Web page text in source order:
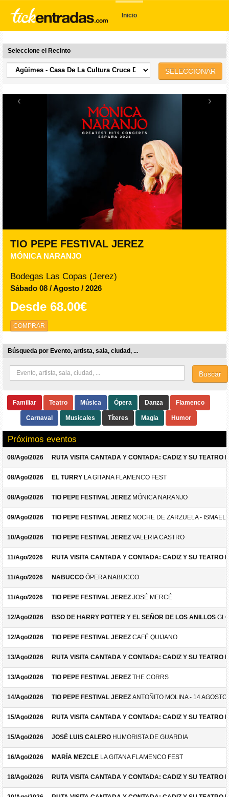
Inicio
Seleccione el Recinto
SELECCIONAR
‹ ›
TIO PEPE FESTIVAL JEREZ
MÓNICA NARANJO
Bodegas Las Copas (Jerez)
Sábado 08 / Agosto / 2026
Desde 68.00€
COMPRAR
Búsqueda por Evento, artista, sala, ciudad, ...
Buscar
Familiar Teatro Música Ópera Danza Flamenco
Carnaval Musicales Títeres Magia Humor
Próximos eventos
08/Ago/2026 RUTA VISITA CANTADA Y CONTADA: CADIZ Y SU TEATRO
08/Ago/2026 EL TURRY LA GITANA FLAMENCO FEST
08/Ago/2026 TIO PEPE FESTIVAL JEREZ MÓNICA NARANJO
09/Ago/2026 TIO PEPE FESTIVAL JEREZ NOCHE DE ZARZUELA -
10/Ago/2026 TIO PEPE FESTIVAL JEREZ VALERIA CASTRO
11/Ago/2026 RUTA VISITA CANTADA Y CONTADA: CADIZ Y SU TEATRO
11/Ago/2026 NABUCCO ÓPERA NABUCCO
11/Ago/2026 TIO PEPE FESTIVAL JEREZ JOSÉ MERCÉ
12/Ago/2026 BSO DE HARRY POTTER Y EL SEÑOR DE LOS ANILLOS
12/Ago/2026 TIO PEPE FESTIVAL JEREZ CAFÉ QUIJANO
13/Ago/2026 RUTA VISITA CANTADA Y CONTADA: CADIZ Y SU TEATRO
13/Ago/2026 TIO PEPE FESTIVAL JEREZ THE CORRS
14/Ago/2026 TIO PEPE FESTIVAL JEREZ ANTOÑITO MOLINA - 14 AGOSTO
15/Ago/2026 RUTA VISITA CANTADA Y CONTADA: CADIZ Y SU TEATRO
15/Ago/2026 JOSÉ LUIS CALERO HUMORISTA DE GUARDIA
16/Ago/2026 MARÍA MEZCLE LA GITANA FLAMENCO FEST
18/Ago/2026 RUTA VISITA CANTADA Y CONTADA: CADIZ Y SU TEATRO